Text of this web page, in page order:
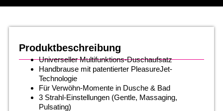
Produktbeschreibung
Universeller Multifunktions-Duschaufsatz
Handbrause mit patentierter PleasureJet-
Technologie
Für Verwöhn-Momente in Dusche & Bad
3 Strahl-Einstellungen (Gentle, Massaging,
Pulsating)